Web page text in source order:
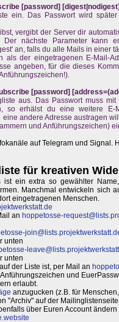
[password]
ein. Das Passwort wird
vergibt der Server dir
nächste Parameter kann
an, falls du alle Mails in einer
als der eingetragenen E-Mail-
angeben, für die dieses
[password]
aus. Das Passwort muss
so erhälst du eine weitere E-
andere Adresse austragen
und Anführungszeichen)
auf Telegram und Signal.
für kreativen
ist ein extra so gewählter
Manchmal entwickeln sich
eingetragenen Menschen.
an hoppetosse-
unten
unten
der Liste ist, per Mail an
und
erlaubt.
anzugucken (z.B. für
"Archiv" auf der
über Euren Account ändern